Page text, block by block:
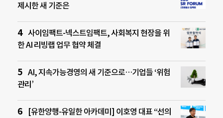
제시한 새 기준은
사이임팩트-넥스트임팩트, 사회복지 현장을 위
한 AI 리빙랩 업무 협약 체결
AI, 지속가능경영의 새 기준으로…기업들 ‘위험
관리’
[유한양행-유일한 아카데미] 이호영 대표 “선의